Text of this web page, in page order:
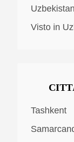
Uzbekistan
Visto in
Tashkent